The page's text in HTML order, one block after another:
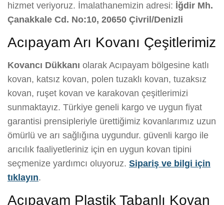
hizmet veriyoruz. İmalathanemizin adresi: İğdir Mh.
Çanakkale Cd. No:10, 20650 Çivril/Denizli
Acıpayam Arı Kovanı Çeşitlerimiz
Kovancı Dükkanı olarak Acıpayam bölgesine katlı
kovan, katsız kovan, polen tuzaklı kovan, tuzaksız
kovan, ruşet kovan ve karakovan çeşitlerimizi
sunmaktayız. Türkiye geneli kargo ve uygun fiyat
garantisi prensipleriyle ürettiğimiz kovanlarımız uzun
ömürlü ve arı sağlığına uygundur. güvenli kargo ile
arıcılık faaliyetleriniz için en uygun kovan tipini
seçmenize yardımcı oluyoruz. Sipariş ve bilgi için
tıklayın.
Acıpayam Plastik Tabanlı Kovan